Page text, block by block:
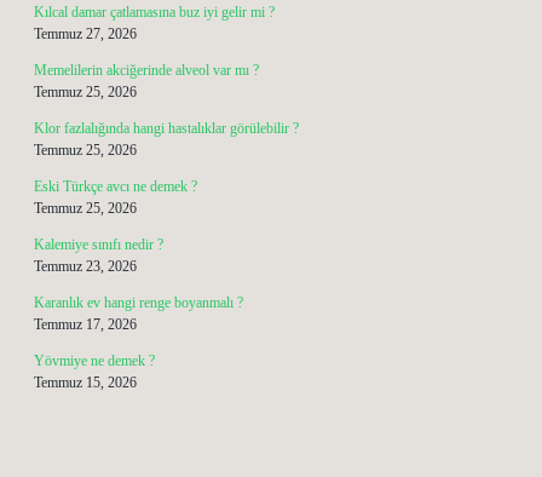
Kılcal damar çatlamasına buz iyi gelir mi ?
Temmuz 27, 2026
Memelilerin akciğerinde alveol var mı ?
Temmuz 25, 2026
Klor fazlalığında hangi hastalıklar görülebilir ?
Temmuz 25, 2026
Eski Türkçe avcı ne demek ?
Temmuz 25, 2026
Kalemiye sınıfı nedir ?
Temmuz 23, 2026
Karanlık ev hangi renge boyanmalı ?
Temmuz 17, 2026
Yövmiye ne demek ?
Temmuz 15, 2026